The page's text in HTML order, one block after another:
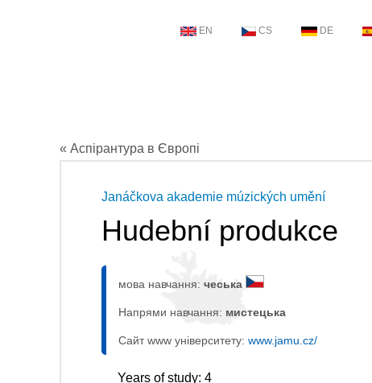
EN CS DE
« Аспірантура в Європі
Janáčkova akademie múzických umění
Hudební produkce
мова навчання: чеська
Напрями навчання: мистецькa
Сайт www університету: www.jamu.cz/
Years of study: 4